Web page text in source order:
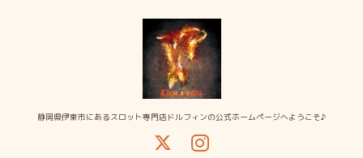
静岡県伊東市にあるスロット専門店ドルフィンの公式ホームページへようこそ♪